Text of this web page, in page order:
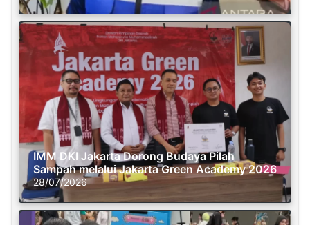
IMM DKI Jakarta Dorong Budaya Pilah
Sampah melalui Jakarta Green Academy 2026
28/07/2026